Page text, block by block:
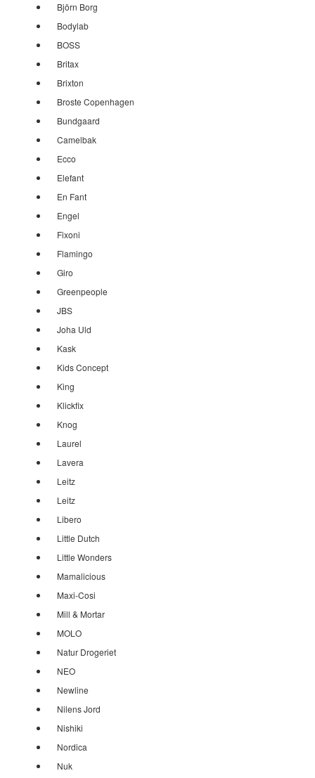
Björn Borg
Bodylab
BOSS
Britax
Brixton
Broste Copenhagen
Bundgaard
Camelbak
Ecco
Elefant
En Fant
Engel
Fixoni
Flamingo
Giro
Greenpeople
JBS
Joha Uld
Kask
Kids Concept
King
Klickfix
Knog
Laurel
Lavera
Leitz
Leitz
Libero
Little Dutch
Little Wonders
Mamalicious
Maxi-Cosi
Mill & Mortar
MOLO
Natur Drogeriet
NEO
Newline
Nilens Jord
Nishiki
Nordica
Nuk